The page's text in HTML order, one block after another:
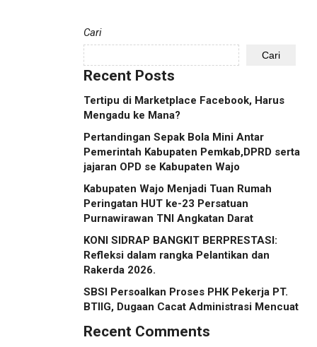
Cari
Cari
Recent Posts
Tertipu di Marketplace Facebook, Harus
Mengadu ke Mana?
Pertandingan Sepak Bola Mini Antar
Pemerintah Kabupaten Pemkab,DPRD serta
jajaran OPD se Kabupaten Wajo
Kabupaten Wajo Menjadi Tuan Rumah
Peringatan HUT ke-23 Persatuan
Purnawirawan TNI Angkatan Darat
KONI SIDRAP BANGKIT BERPRESTASI:
Refleksi dalam rangka Pelantikan dan
Rakerda 2026.
SBSI Persoalkan Proses PHK Pekerja PT.
BTIIG, Dugaan Cacat Administrasi Mencuat
Recent Comments